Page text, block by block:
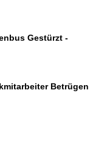
Gestürzt -
Betrügen